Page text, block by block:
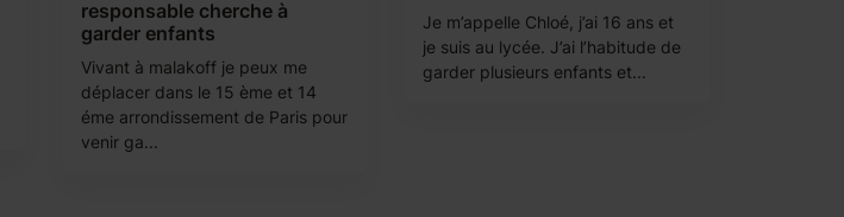
responsable cherche à
garder enfants
Vivant à malakoff je peux me
déplacer dans le 15 ème et 14
éme arrondissement de Paris pour
venir ga...
Je m’appelle Chloé, j’ai 16 ans et
je suis au lycée. J’ai l’habitude de
garder plusieurs enfants et...